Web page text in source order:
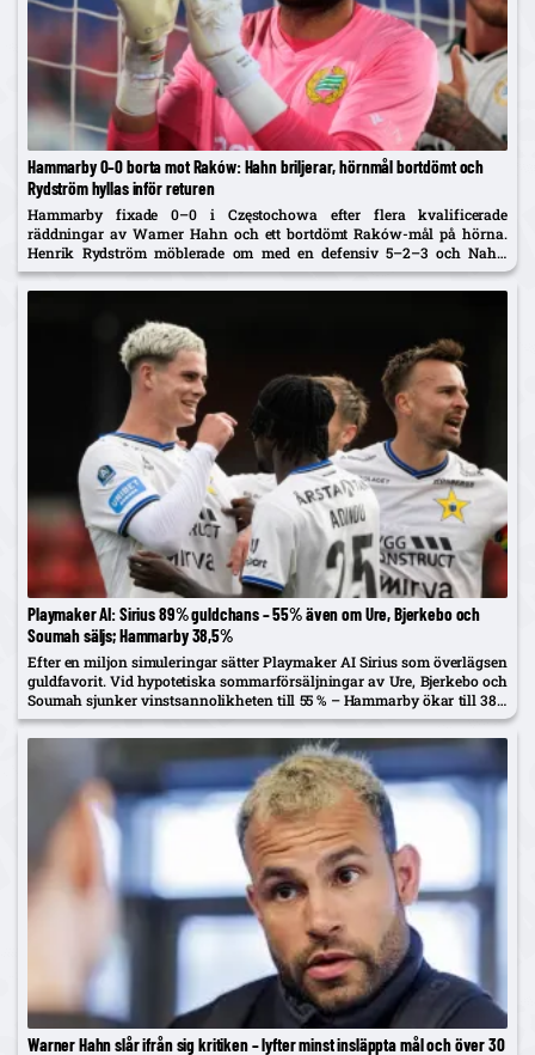
Hammarby 0–0 borta mot Raków: Hahn briljerar, hörnmål bortdömt och
Rydström hyllas inför returen
Hammarby fixade 0–0 i Częstochowa efter flera kvalificerade
räddningar av Warner Hahn och ett bortdömt Raków-mål på hörna.
Henrik Rydström möblerade om med en defensiv 5–2–3 och Nahir
Besara som falsk nia – och får beröm av spelarna. Returen spelas...
Playmaker AI: Sirius 89% guldchans – 55% även om Ure, Bjerkebo och
Soumah säljs; Hammarby 38,5%
Efter en miljon simuleringar sätter Playmaker AI Sirius som överlägsen
guldfavorit. Vid hypotetiska sommarförsäljningar av Ure, Bjerkebo och
Soumah sjunker vinstsannolikheten till 55 % – Hammarby ökar till 38,5
%.
Warner Hahn slår ifrån sig kritiken – lyfter minst insläppta mål och över 30